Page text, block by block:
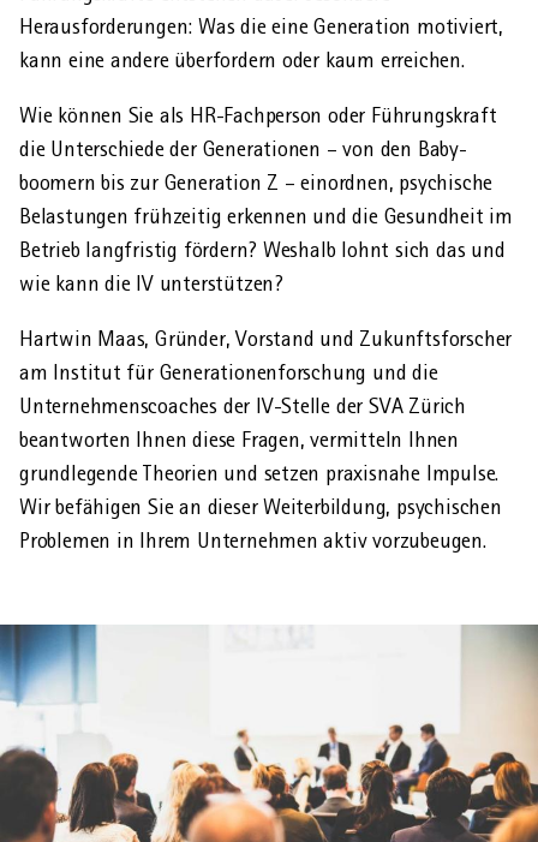
Login
Schliessen
Herausforderungen: Was die eine Generation motiviert,
kann eine andere überfordern oder kaum erreichen.
Wie können Sie als HR-Fachperson oder Führungskraft
die Unterschiede der Generationen – von den Baby­
boomern bis zur Generation Z – einordnen, psychische
Belastungen frühzeitig erkennen und die Gesundheit im
Betrieb langfristig fördern? Weshalb lohnt sich das und
wie kann die IV unterstützen?
Hartwin Maas, Gründer, Vorstand und Zukunfts­forscher
am Institut für Generationen­forschung und die
Unternehmens­coaches der IV-Stelle der SVA Zürich
beantworten Ihnen diese Fragen, vermitteln Ihnen
grund­legende Theorien und setzen praxisnahe Impulse.
Wir befähigen Sie an dieser Weiter­bildung, psychischen
Problemen in Ihrem Unternehmen aktiv vorzubeugen.